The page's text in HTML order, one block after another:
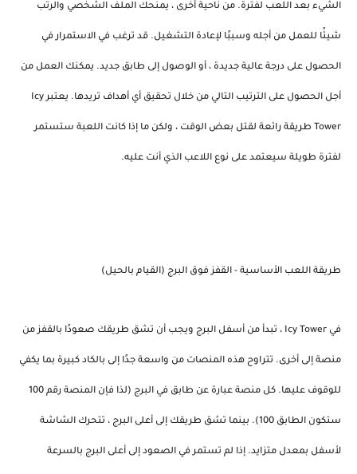
الشيء بعد اللعب لفترة. من ناحية أخرى ، يمنحك الملف الشخصي والرتب
شيئًا للعمل من أجله وسببًا لإعادة التشغيل. قد ترغب في الاستمرار في
الحصول على درجة عالية جديدة ، أو الوصول إلى طابق جديد. يمكنك العمل من
أجل الحصول على الترتيب التالي من خلال تحقيق أي أهداف تريدها. يعتبر Icy
Tower طريقة رائعة لقتل بعض الوقت ، ولكن ما إذا كانت اللعبة ستستمر
لفترة طويلة سيعتمد على نوع اللاعب الذي أنت عليه.
طريقة اللعب الأساسية - القفز فوق البرج (القيام بالحيل)
في Icy Tower ، تبدأ من أسفل البرج ويجب أن تشق طريقك صعودًا بالقفز من
منصة إلى أخرى. تتراوح هذه المنصات من واسعة جدًا إلى بالكاد كبيرة بما يكفي
للوقوف عليها. كل منصة عبارة عن طابق في البرج (لذا فإن المنصة رقم 100
ستكون الطابق 100). بينما تشق طريقك إلى أعلى البرج ، تتحرك الشاشة
لأسفل بمعدل متزايد. إذا لم تستمر في الصعود إلى أعلى البرج بالسرعة